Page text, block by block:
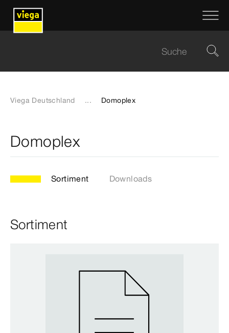
Viega Deutschland ... Domoplex
Domoplex
Sortiment Downloads
Sortiment